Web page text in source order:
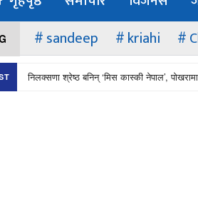
sandeep kriahi
निलक्सणा श्रेष्ठ बनिन् ‘मिस कास्की नेपाल’,